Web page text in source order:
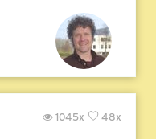
48x
1045x